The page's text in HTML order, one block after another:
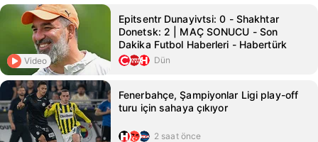
Video
Epitsentr Dunayivtsi: 0 - Shakhtar
Donetsk: 2 | MAÇ SONUCU - Son
Dakika Futbol Haberleri - Habertürk
Dün
Fenerbahçe, Şampiyonlar Ligi play-off
turu için sahaya çıkıyor
2 saat önce